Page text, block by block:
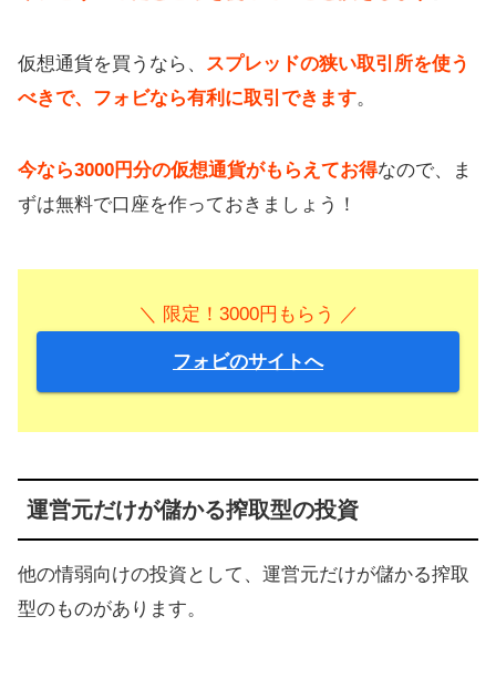
仮想通貨を買うなら、 スプレッドの狭い取引所を使う
べきで、フォビなら有利に取引できます。
今なら3000円分の仮想通貨がもらえてお得なので、ま
ずは無料で口座を作っておきましょう！
＼ 限定！3000円もらう ／
フォビのサイトへ
運営元だけが儲かる搾取型の投資
他の情弱向けの投資として、運営元だけが儲かる搾取
型のものがあります。